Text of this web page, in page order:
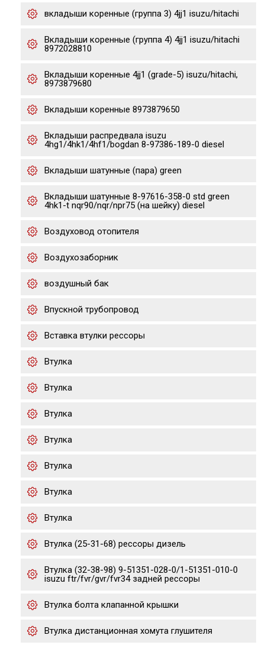
вкладыши коренные (группа 3) 4jj1 isuzu/hitachi
Вкладыши коренные (группа 4) 4jj1 isuzu/hitachi
8972028810
Вкладыши коренные 4jj1 (grade-5) isuzu/hitachi,
8973879680
Вкладыши коренные 8973879650
Вкладыши распредвала isuzu
4hg1/4hk1/4hf1/bogdan 8-97386-189-0 diesel
Вкладыши шатунные (пара) green
Вкладыши шатунные 8-97616-358-0 std green
4hk1-t nqr90/nqr/npr75 (на шейку) diesel
Воздуховод отопителя
Воздухозаборник
воздушный бак
Впускной трубопровод
Вставка втулки рессоры
Втулка
Втулка
Втулка
Втулка
Втулка
Втулка
Втулка
Втулка (25-31-68) рессоры дизель
Втулка (32-38-98) 9-51351-028-0/1-51351-010-0
isuzu ftr/fvr/gvr/fvr34 задней рессоры
Втулка болта клапанной крышки
Втулка дистанционная хомута глушителя